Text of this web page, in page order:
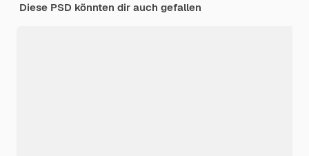
Diese PSD könnten dir auch gefallen